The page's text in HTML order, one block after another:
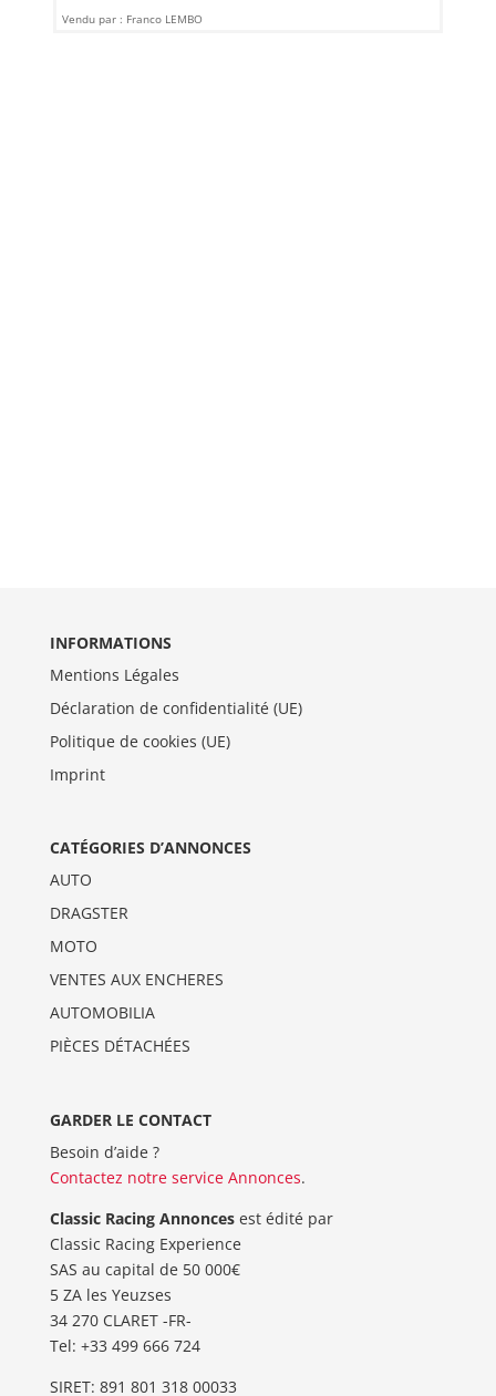
Vendu par : Franco LEMBO
INFORMATIONS
Mentions Légales
Déclaration de confidentialité (UE)
Politique de cookies (UE)
Imprint
CATÉGORIES D’ANNONCES
AUTO
DRAGSTER
MOTO
VENTES AUX ENCHERES
AUTOMOBILIA
PIÈCES DÉTACHÉES
GARDER LE CONTACT
Besoin d’aide ?
Contactez notre service Annonces.
Classic Racing Annoncesest édité par
Classic Racing Experience
SAS au capital de 50 000€
5 ZA les Yeuzses
34 270 CLARET -FR-
Tel: ‭+33 499 666 724‬
SIRET: 891 801 318 00033